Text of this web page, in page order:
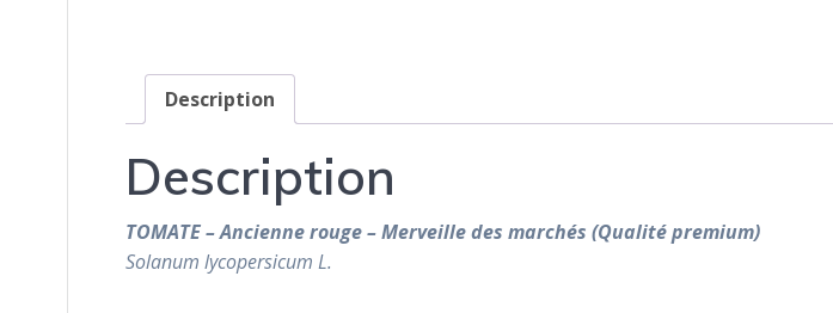
Description
Description
TOMATE – Ancienne rouge – Merveille des marchés (Qualité premium)
Solanum lycopersicum L.